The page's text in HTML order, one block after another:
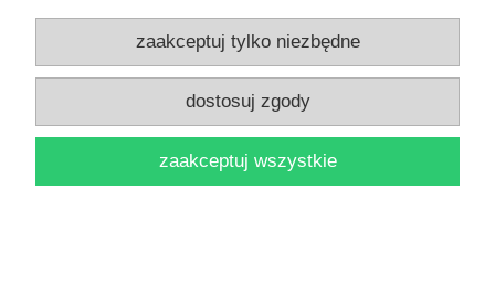
Almanach sceny polskiej 1965/66 / Edward Csató
14,90 zł
zaakceptuj tylko niezbędne
dostosuj zgody
zaakceptuj wszystkie